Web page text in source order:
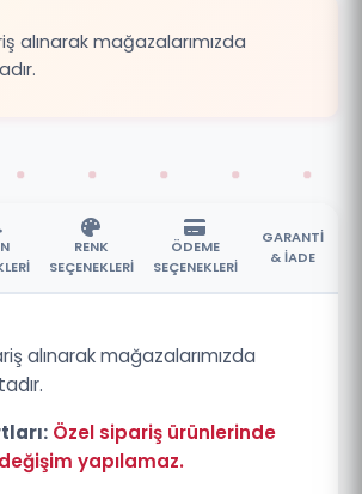
alınarak mağazalarımızda
RENK
SEÇENEKLERİ
ÖDEME
SEÇENEKLERİ
GARANTİ
& İADE
alınarak mağazalarımızda
Özel sipariş ürünlerinde
yapılamaz.